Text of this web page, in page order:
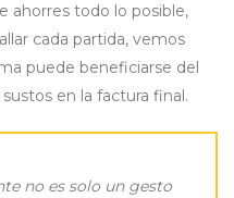
ahorres todo lo posible,
cada partida, vemos
puede beneficiarse del
en la factura final.
no es solo un gesto